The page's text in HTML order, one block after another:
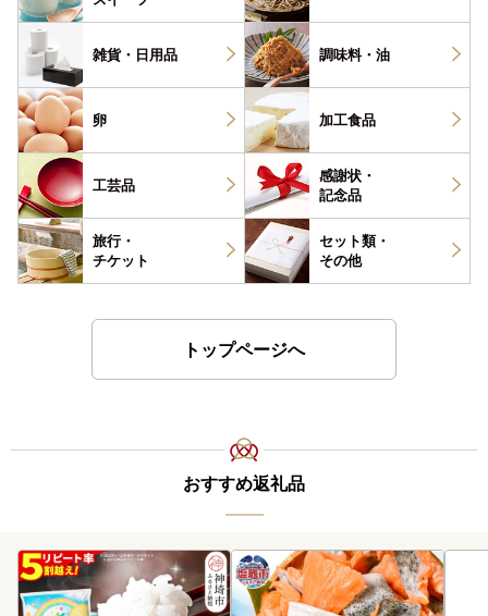
雑貨・ 日用品 調味料・ 油
卵 加工食品
工芸品
感謝状・
記念品
旅行・
チケット
セット類・
その他
トップページへ
おすすめ返礼品